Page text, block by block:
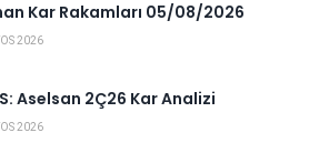
Kar Rakamları 05/08/2026
2026
Aselsan 2Ç26 Kar Analizi
2026